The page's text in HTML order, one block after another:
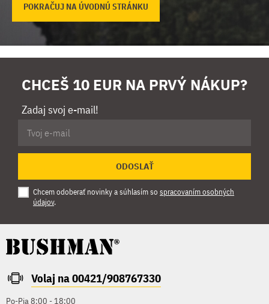
POKRAČUJ NA ÚVODNÚ STRÁNKU
CHCEŠ 10 EUR NA PRVÝ NÁKUP?
Zadaj svoj e-mail!
ODOSLAŤ
Chcem odoberať novinky a súhlasím so spracovaním osobných
údajov.
Volaj na 00421/908767330
Po-Pia 8:00 - 18:00